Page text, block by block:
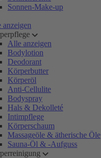
Sonnen-Make-up
anzeigen
Alle anzeigen
Bodylotion
Deodorant
Körperbutter
Körperöl
Anti-Cellulite
Bodyspray
Hals & Dekolleté
Intimpflege
Körperschaum
Massageöle & ätherische Öle
Sauna-Öl & -Aufguss